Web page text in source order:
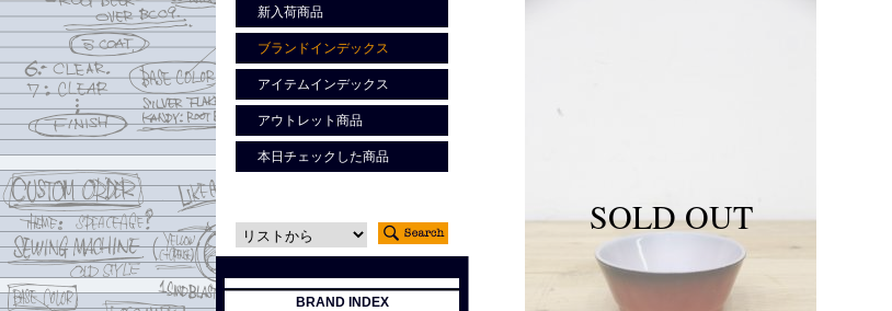
新入荷商品
ブランドインデックス
アイテムインデックス
アウトレット商品
本日チェックした商品
BRAND INDEX